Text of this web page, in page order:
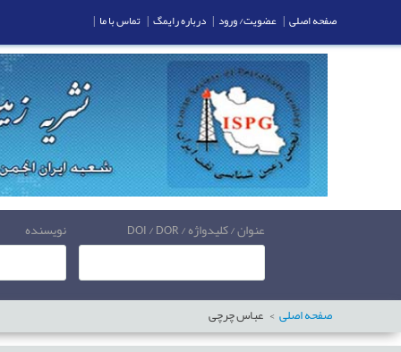
عنوان / کلیدواژه / DOI / DOR نویسنده
صفحه اصلی عباس چرچی
صفحه اصلی | عضویت/ ورود | درباره رایمگ | تماس با ما |